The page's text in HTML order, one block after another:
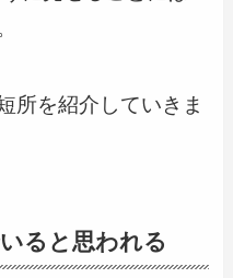
所を紹介していきま
ると思われる